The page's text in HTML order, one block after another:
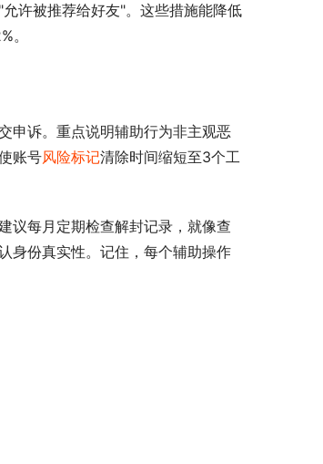
被推荐给好友"。这些措施能降低
。
申诉。重点说明辅助行为非主观恶
账号风险标记清除时间缩短至3个工
议每月定期检查解封记录，就像查
身份真实性。记住，每个辅助操作